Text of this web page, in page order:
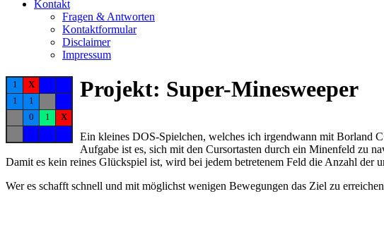
Kontakt
Fragen & Antworten
Kontaktformular
Disclaimer
Impressum
1
X
1
1
0
1 X
Projekt: Super-Minesweeper
Ein kleines DOS-Spielchen, welches ich irgendwann mit Borland
Aufgabe ist es, sich mit den Cursortasten durch ein Minenfeld zu
Damit es kein reines Glückspiel ist, wird bei jedem betretenem Feld die Anzahl der
Wer es schafft schnell und mit möglichst wenigen Bewegungen das Ziel zu